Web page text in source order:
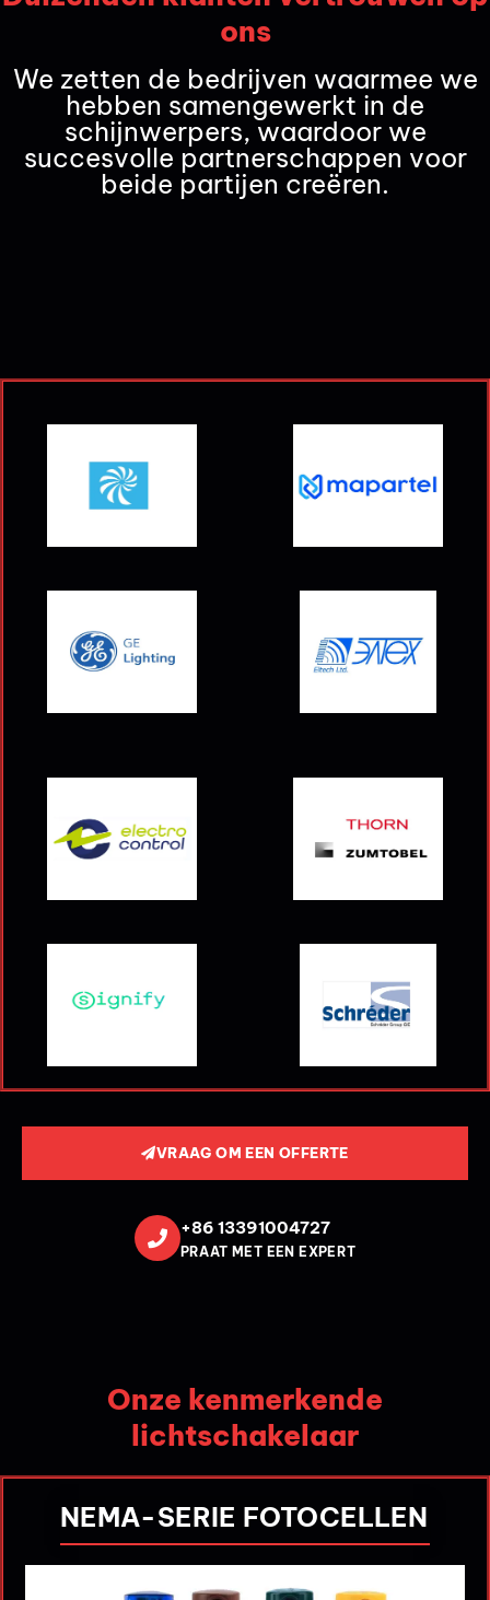
ons
We zetten de bedrijven waarmee we
hebben samengewerkt in de
schijnwerpers, waardoor we
succesvolle partnerschappen voor
beide partijen creëren.
VRAAG OM EEN OFFERTE
+86 13391004727
PRAAT MET EEN EXPERT
Onze kenmerkende
lichtschakelaar
NEMA-SERIE FOTOCELLEN